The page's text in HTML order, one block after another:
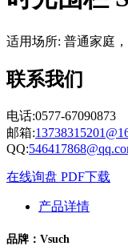
适用场所: 普通家庭
联系我们
电话:0577-67090873
邮箱:
QQ:
在线询盘 PDF下载
产品详情
品牌：Vsuch